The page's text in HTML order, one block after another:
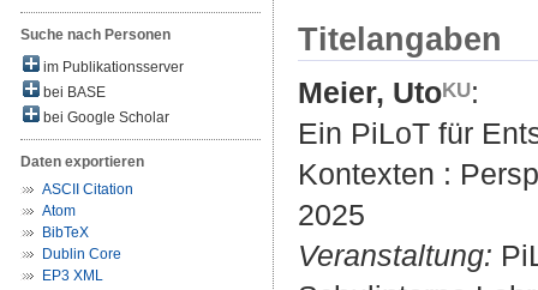
Suche nach Personen
im Publikationsserver
bei BASE
bei Google Scholar
Daten exportieren
ASCII Citation
Atom
BibTeX
Dublin Core
EP3 XML
Titelangaben
Meier, Uto
:
Ein PiLoT für
Kontexten :
2025
Veranstaltung: